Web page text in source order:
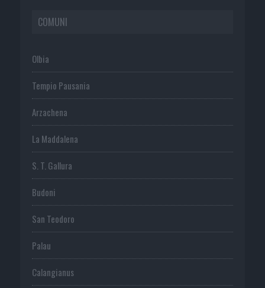
COMUNI
Olbia
Tempio Pausania
Arzachena
La Maddalena
S. T. Gallura
Budoni
San Teodoro
Palau
Calangianus